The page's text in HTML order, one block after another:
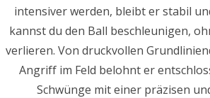
intensiver werden, bleibt er stabil
kannst du den Ball beschleunigen,
verlieren. Von druckvollen
Angriff im Feld belohnt er
Schwünge mit einer präzisen